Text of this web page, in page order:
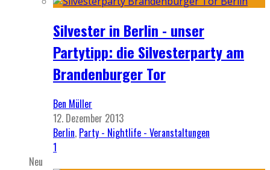
Silvester in Berlin - unser
Partytipp: die Silvesterparty am
Brandenburger Tor
Ben Müller
12. Dezember 2013
Berlin, Party - Nightlife - Veranstaltungen
1
Neu